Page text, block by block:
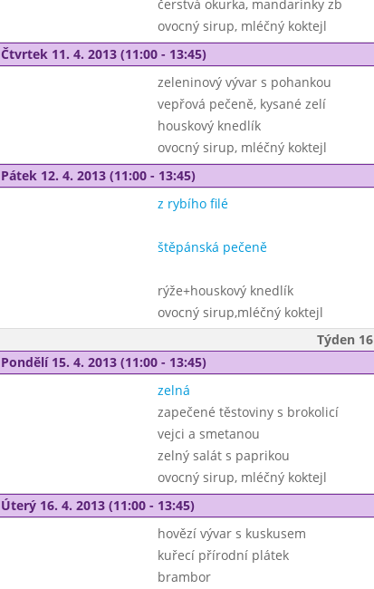
čerstvá okurka, mandarinky zb
ovocný sirup, mléčný koktejl
Čtvrtek 11. 4. 2013 (11:00 - 13:45)
zeleninový vývar s pohankou
vepřová pečeně, kysané zelí
houskový knedlík
ovocný sirup, mléčný koktejl
Pátek 12. 4. 2013 (11:00 - 13:45)
z rybího filé
štěpánská pečeně
rýže+houskový knedlík
ovocný sirup,mléčný koktejl
Týden 16
Pondělí 15. 4. 2013 (11:00 - 13:45)
zelná
zapečené těstoviny s brokolicí
vejci a smetanou
zelný salát s paprikou
ovocný sirup, mléčný koktejl
Úterý 16. 4. 2013 (11:00 - 13:45)
hovězí vývar s kuskusem
kuřecí přírodní plátek
brambor